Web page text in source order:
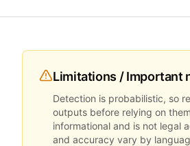
Limitations / Important
Detection is probabilistic, so
outputs before relying on
informational and is not legal
and accuracy vary by